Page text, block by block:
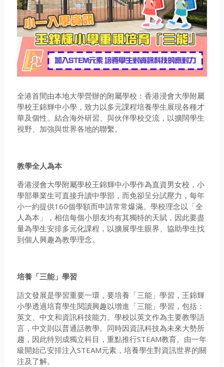
全港首間由本地大學營辦的附屬學校：香港浸會大學附屬
學校王錦輝中小學，致力以多元課程培養學生展現各種才
華及個性。結合海外研習、與伙伴學校交流，以擴闊學生
視野、加強與世界各地的聯繫。
教學全人為本
香港浸會大學附屬學校王錦輝中小學作為直資男女校，小
學部畢業生可直接升讀中學部，而免卻呈分試壓力，每年
小一約提供160個學額而申請常常爆滿。學校理念以「全
人為本」，相信每個小朋友均有其獨特的天賦，因此要盡
量為學生安排多元化課程，以擴展學生眼界、協助學生找
到個人興趣為教學理念。
培養「三能」學習
語文發展是學習重要一環，要培養「三能」學習，王錦輝
小學透過培育學生閱讀興趣以增進「三能」學習，包括：
英文、中文和資訊科技能力。學校以英文作為主要教學語
言，中文則以普通話教學。同時因資訊科技為未來大勢所
趨，因此特別成獨立科目，重點推行STEAM教育。由一年
級開始己安排注入STEAM元素，培養學生對資訊世界的關
注及了解。